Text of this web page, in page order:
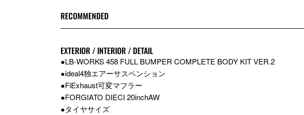
RECOMMENDED
EXTERIOR / INTERIOR / DETAIL
●LB-WORKS 458 FULL BUMPER COMPLETE BODY KIT VER.2
●ideal4独エアーサスペンション
●FiExhaust可変マフラー
●FORGIATO DIECI 20inchAW
●タイヤサイズ